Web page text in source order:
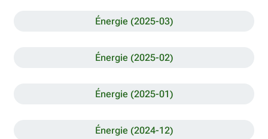
Énergie (2025-03)
Énergie (2025-02)
Énergie (2025-01)
Énergie (2024-12)